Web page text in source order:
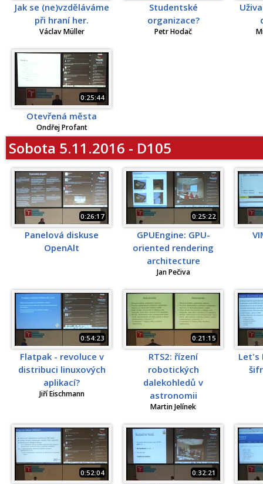
Jak se (ne)vzděláváme
při hraní her.
Václav Müller
Studentské
organizace?
Petr Hodač
0:25:44
Otevřená města
Ondřej Profant
Sobota 5.11.2016 - D105
0:26:17
Panelová diskuse
OpenAlt
0:25:22
GPUEngine: GPU-
oriented rendering
architecture
Jan Pečiva
0:54:23
Flatpak - revoluce v
distribuci linuxových
aplikací?
Jiří Eischmann
0:21:15
RTS2: řízení
robotických
dalekohledů v
astronomii
Martin Jelínek
Let's
0:52:04 0:32:21